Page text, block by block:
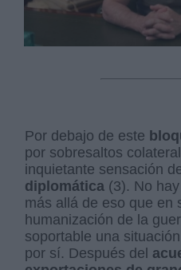
Por debajo de este
por sobresaltos
inquietante sensación
diplomática (3). No
más allá de eso que en
humanización de la
soportable una
por sí. Después del